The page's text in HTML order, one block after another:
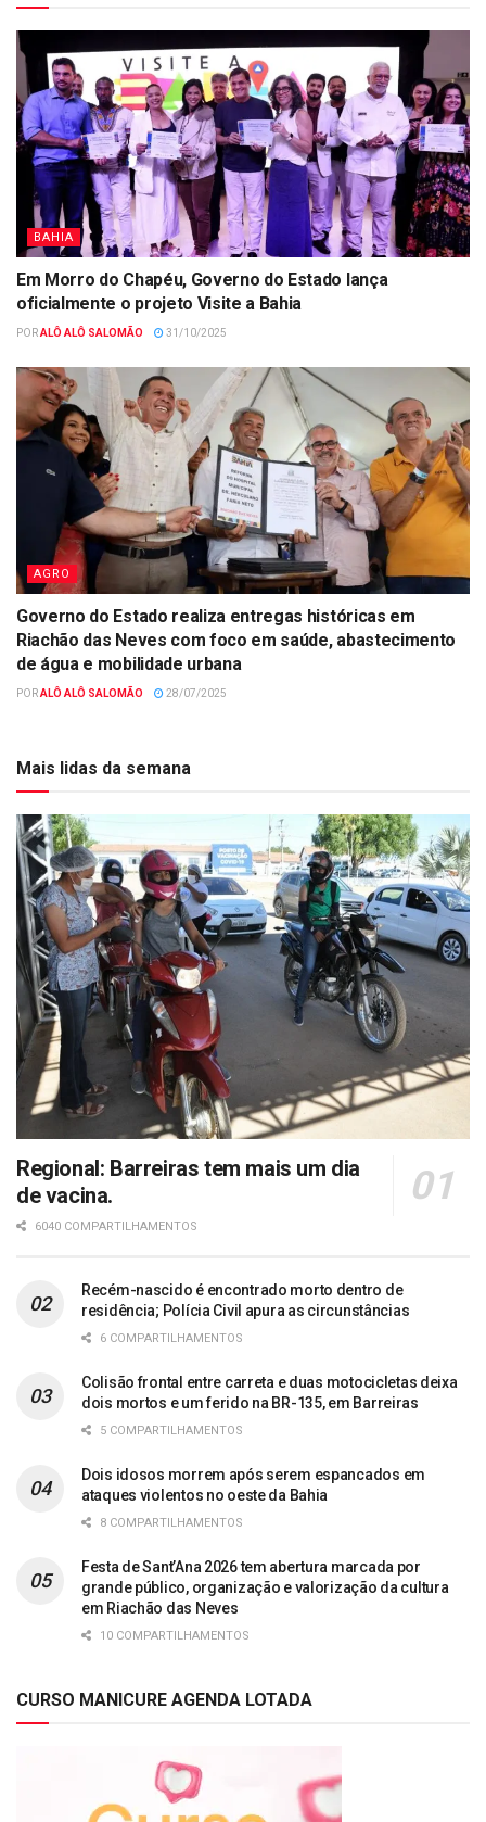
BAHIA
Em Morro do Chapéu, Governo do Estado lança
oficialmente o projeto Visite a Bahia
PORALÔ ALÔ SALOMÃO 31/10/2025
AGRO
Governo do Estado realiza entregas históricas em
Riachão das Neves com foco em saúde, abastecimento
de água e mobilidade urbana
PORALÔ ALÔ SALOMÃO 28/07/2025
Mais lidas da semana
Regional: Barreiras tem mais um dia
de vacina.
6040 COMPARTILHAMENTOS
Recém-nascido é encontrado morto dentro de
residência; Polícia Civil apura as circunstâncias
6 COMPARTILHAMENTOS
Colisão frontal entre carreta e duas motocicletas deixa
dois mortos e um ferido na BR-135, em Barreiras
5 COMPARTILHAMENTOS
Dois idosos morrem após serem espancados em
ataques violentos no oeste da Bahia
8 COMPARTILHAMENTOS
Festa de Sant’Ana 2026 tem abertura marcada por
grande público, organização e valorização da cultura
em Riachão das Neves
10 COMPARTILHAMENTOS
CURSO MANICURE AGENDA LOTADA